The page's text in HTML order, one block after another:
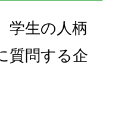
学生の人柄
質問する企